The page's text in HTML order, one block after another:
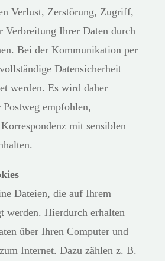
Verlust, Zerstörung, Zugriff,
Verbreitung Ihrer Daten durch
Bei der Kommunikation per
Datensicherheit
werden. Es wird daher
empfohlen,
mit sensiblen
Dateien, die auf Ihrem
werden. Hierdurch erhalten
über Ihren Computer und
Internet. Dazu zählen z. B.